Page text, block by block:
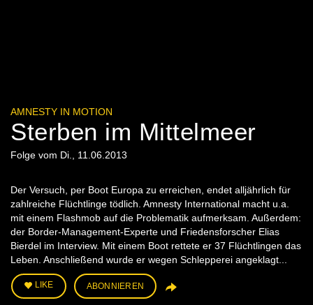
AMNESTY IN MOTION
Sterben im Mittelmeer
Folge vom Di., 11.06.2013
Der Versuch, per Boot Europa zu erreichen, endet alljährlich für
zahlreiche Flüchtlinge tödlich. Amnesty International macht u.a.
mit einem Flashmob auf die Problematik aufmerksam. Außerdem:
der Border-Management-Experte und Friedensforscher Elias
Bierdel im Interview. Mit einem Boot rettete er 37 Flüchtlingen das
Leben. Anschließend wurde er wegen Schlepperei angeklagt...
LIKE ABONNIEREN